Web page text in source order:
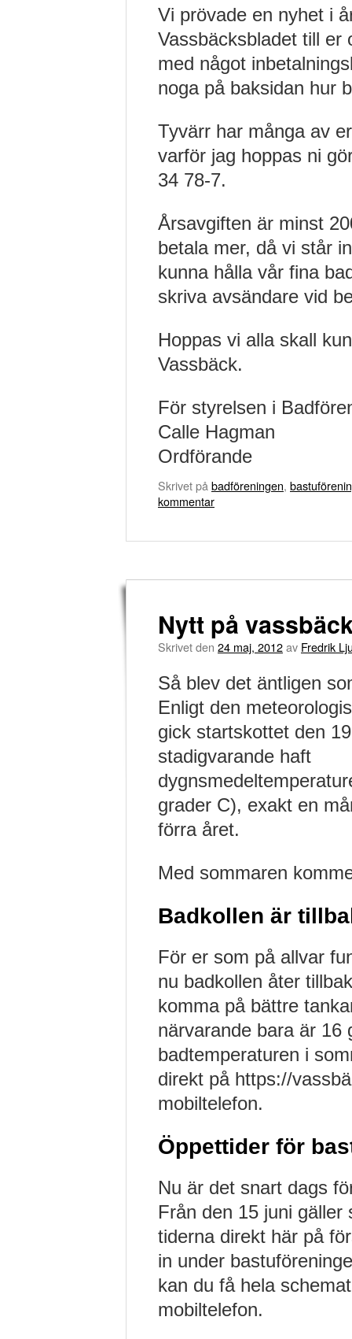
Vi prövade en nyhet i
Vassbäcksbladet till er
med något
noga på baksidan hur
Tyvärr har många av
varför jag hoppas ni
34 78-7.
Årsavgiften är minst
betala mer, då vi står
kunna hålla vår fina
skriva avsändare vid
Hoppas vi alla skall
Vassbäck.
För styrelsen i
Calle Hagman
Ordförande
Skrivet på badföreningen,
kommentar
Nytt på
Skrivet den 24 maj, 2012av Fredrik
Så blev det äntligen
Enligt den
gick startskottet den
stadigvarande haft
grader C), exakt en
förra året.
Med sommaren
Badkollen är
För er som på allvar
nu badkollen åter
komma på bättre
närvarande bara är 16
badtemperaturen i
direkt på https://
mobiltelefon.
Öppettider för
Nu är det snart dags
Från den 15 juni
tiderna direkt här på
in under
kan du få hela
mobiltelefon.